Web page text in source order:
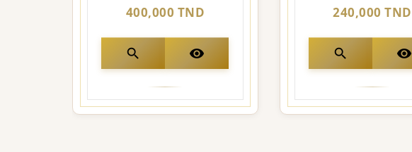
400,000 TND
search visibility
240,000 TND
search visibility